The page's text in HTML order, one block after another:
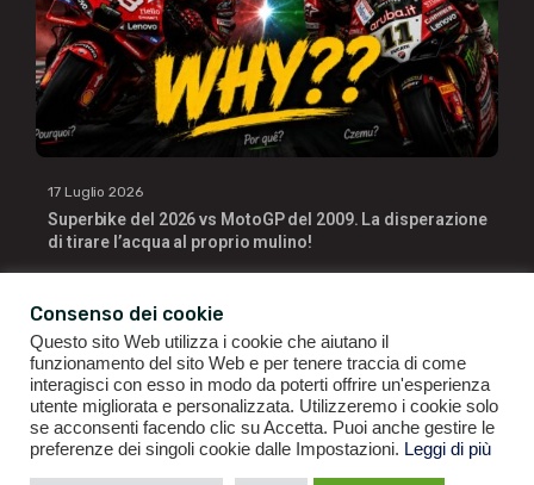
17 Luglio 2026
Superbike del 2026 vs MotoGP del 2009. La disperazione
di tirare l’acqua al proprio mulino!
GIANLUIGI RAGNO | P.IVA 09196141007 | ©2021ALL RIGHTS
RESERVED.
Consenso dei cookie
Questo sito Web utilizza i cookie che aiutano il
funzionamento del sito Web e per tenere traccia di come
interagisci con esso in modo da poterti offrire un'esperienza
utente migliorata e personalizzata. Utilizzeremo i cookie solo
se acconsenti facendo clic su Accetta. Puoi anche gestire le
preferenze dei singoli cookie dalle Impostazioni. Leggi di più